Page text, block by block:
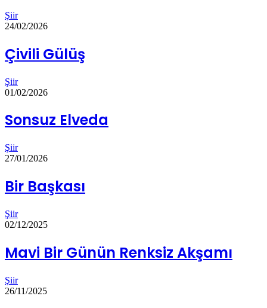
Şiir
24/02/2026
Çivili Gülüş
Şiir
01/02/2026
Sonsuz Elveda
Şiir
27/01/2026
Bir Başkası
Şiir
02/12/2025
Mavi Bir Günün Renksiz Akşamı
Şiir
26/11/2025